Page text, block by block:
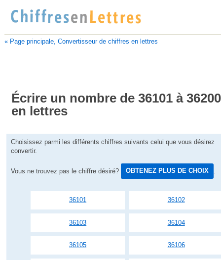
« Page principale, Convertisseur de chiffres en lettres
Écrire un nombre de 36101 à 36200
en lettres
Choisissez parmi les différents chiffres suivants celui que vous désirez
convertir.
Vous ne trouvez pas le chiffre désiré? OBTENEZ PLUS DE CHOIX
36101 36102
36103 36104
36105 36106